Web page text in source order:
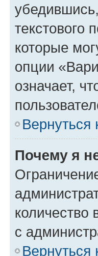
текстового
которые
опции
означает,
Вернуться
Почему я
с
Вернуться